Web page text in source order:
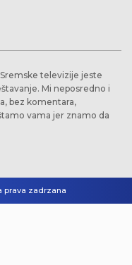
televizije jeste
Mi neposredno i
bez komentara,
vama jer znamo da
prava zadrzana